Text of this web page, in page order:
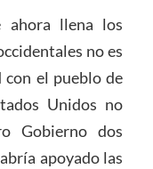
ahora llena los
no es
con el pueblo de
Unidos no
Gobierno dos
apoyado las